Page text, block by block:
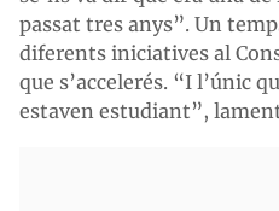
passat tres anys”. Un
diferents iniciatives al
que s’accelerés. “I l’únic
estaven estudiant”,